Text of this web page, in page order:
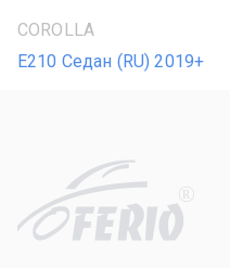
COROLLA
E210 Седан (RU) 2019+
R